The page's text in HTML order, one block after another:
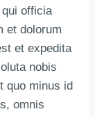
officia
et dolorum
et expedita
nobis
quo minus id
omnis